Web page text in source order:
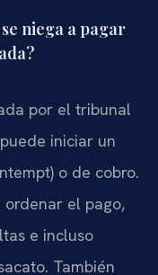
niega a pagar
por el tribunal
iniciar un
o de cobro.
el pago,
e incluso
También